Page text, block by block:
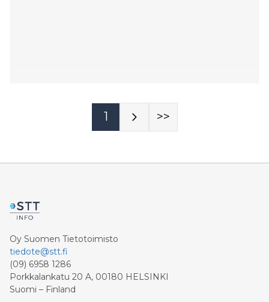
1 >>
Oy Suomen Tietotoimisto
tiedote@stt.fi
(09) 6958 1286
Porkkalankatu 20 A, 00180 HELSINKI
Suomi – Finland